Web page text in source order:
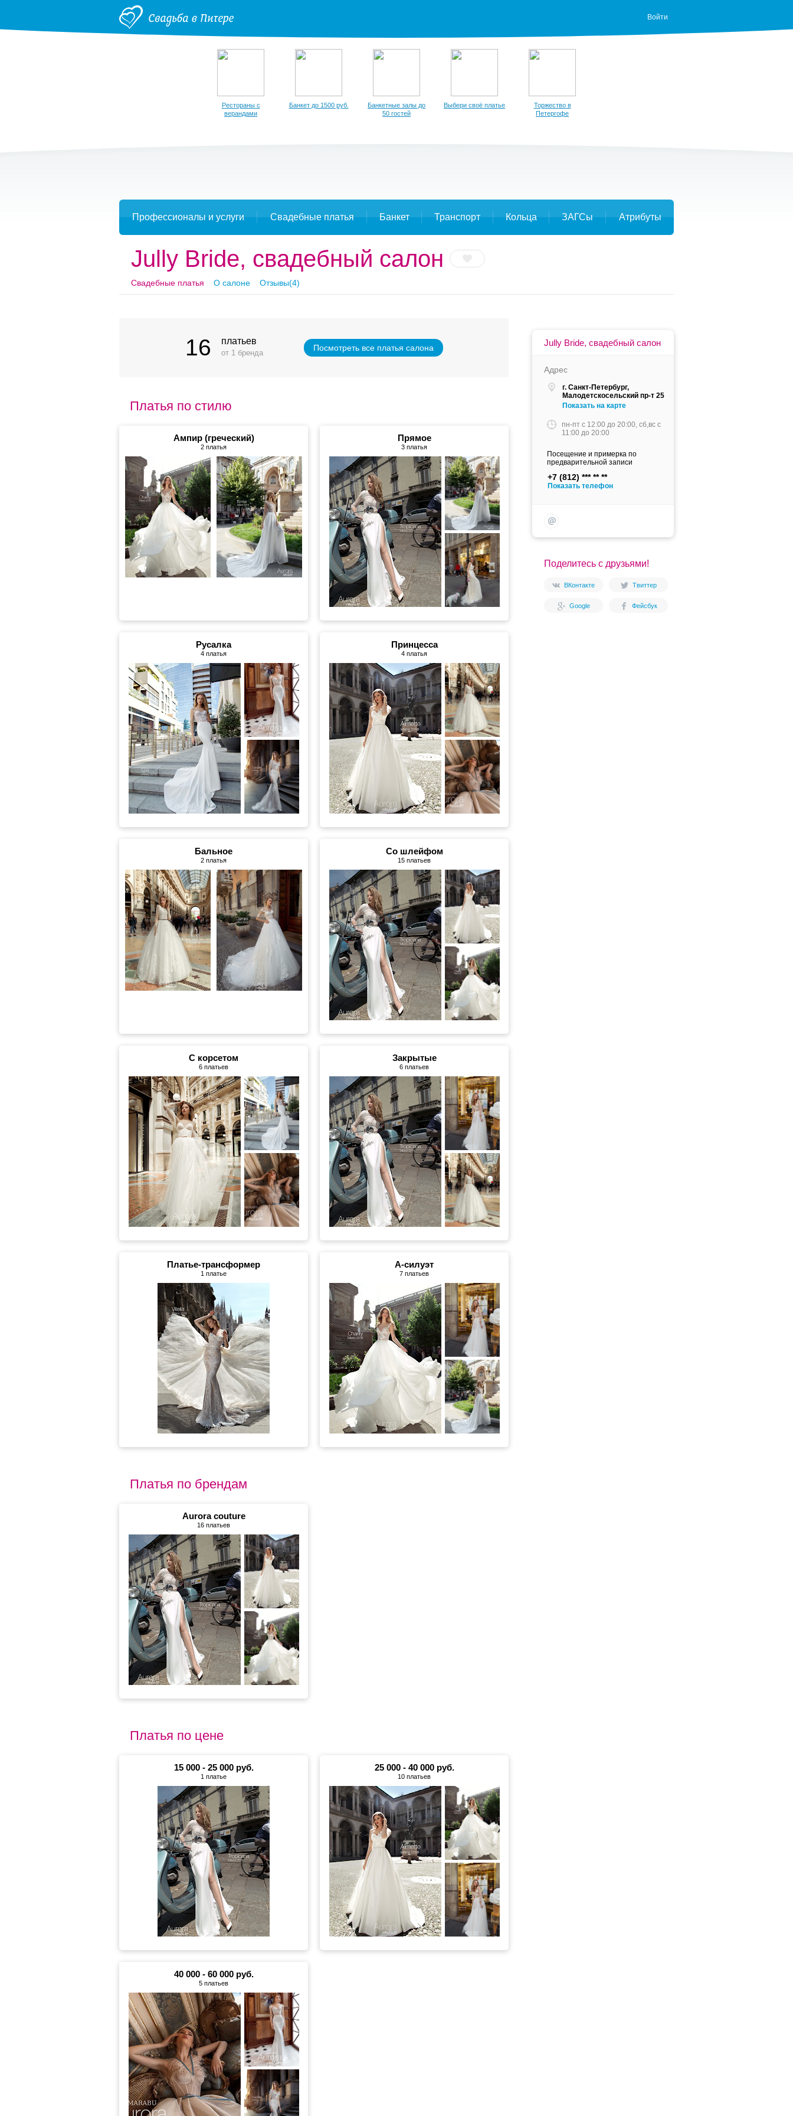
Войти
Рестораны с
верандами
Банкет до 1500 руб.
Банкетные залы до
50 гостей
Выбери своё платье
Торжество в
Петергофе
Профессионалы и услуги Свадебные платья Банкет Транспорт Кольца ЗАГСы Атрибуты
Jully Bride, свадебный салон
Свадебные платья О салоне Отзывы(4)
Jully Bride, свадебный салон
Адрес
г. Санкт-Петербург,
Малодетскосельский пр-т 25
Показать на карте
пн-пт c 12:00 до 20:00, сб,вс c
11:00 до 20:00
Посещение и примерка по
предварительной записи
+7 (812)
Показать телефон
Поделитесь с друзьями!
ВКонтакте Твиттер
Google Фейсбук
16 платьев
от 1 бренда
Посмотреть все платья салона
Платья по стилю
Ампир (греческий)
2 платья
Прямое
3 платья
Русалка
4 платья
Принцесса
4 платья
Бальное
2 платья
Со шлейфом
15 платьев
С корсетом
6 платьев
Закрытые
6 платьев
Платье-трансформер
1 платье
А-силуэт
7 платьев
Платья по брендам
Aurora couture
16 платьев
Платья по цене
15 000 - 25 000 руб.
1 платье
25 000 - 40 000 руб.
10 платьев
40 000 - 60 000 руб.
5 платьев